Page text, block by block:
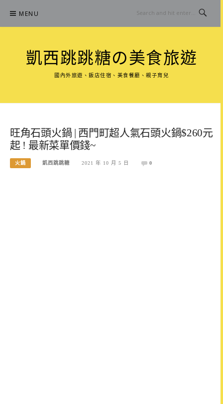
content
MENU
凱西跳跳糖の美食旅遊
國內外旅遊、飯店住宿、美食餐廳、親子育兒
旺角石頭火鍋 | 西門町超人氣石頭火鍋$260元
起 ! 最新菜單價錢~
火鍋 凱西跳跳糖 2021 年 10 月 5 日 0